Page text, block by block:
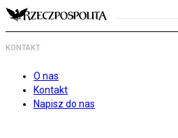
KONTAKT
O nas
Kontakt
Napisz do nas